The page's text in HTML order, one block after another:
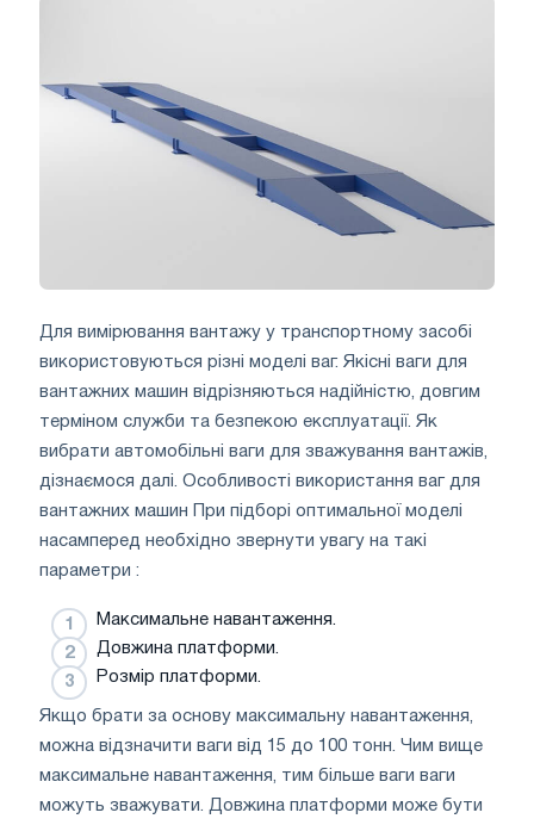
Для вимірювання вантажу у транспортному засобі
використовуються різні моделі ваг. Якісні ваги для
вантажних машин відрізняються надійністю, довгим
терміном служби та безпекою експлуатації. Як
вибрати автомобільні ваги для зважування вантажів,
дізнаємося далі. Особливості використання ваг для
вантажних машин При підборі оптимальної моделі
насамперед необхідно звернути увагу на такі
параметри :
Максимальне навантаження.
Довжина платформи.
Розмір платформи.
Якщо брати за основу максимальну навантаження,
можна відзначити ваги від 15 до 100 тонн. Чим вище
максимальне навантаження, тим більше ваги ваги
можуть зважувати. Довжина платформи може бути